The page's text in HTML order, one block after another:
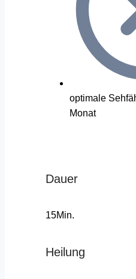
optimale
Monat
Dauer
15Min.
Heilung